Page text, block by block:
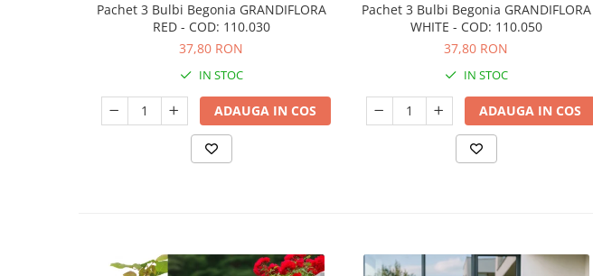
Pachet 3 Bulbi Begonia GRANDIFLORA
RED - COD: 110.030
37,80 RON
IN STOC
ADAUGA IN COS
Pachet 3 Bulbi Begonia GRANDIFLORA
WHITE - COD: 110.050
37,80 RON
IN STOC
ADAUGA IN COS